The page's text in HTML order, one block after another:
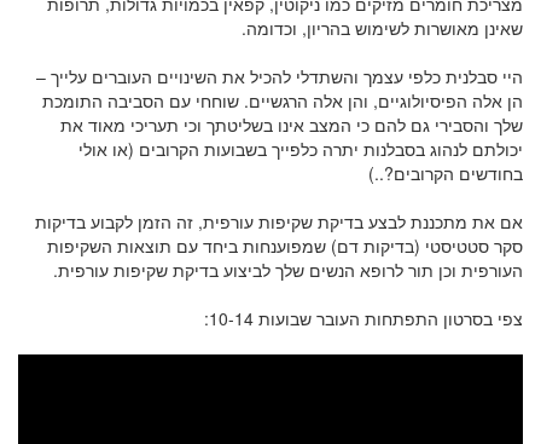
שאינן מאושרות לשימוש בהריון, וכדומה.
היי סבלנית כלפי עצמך והשתדלי להכיל את השינויים העוברים עלייך –
הן אלה הפיסיולוגיים, והן אלה הרגשיים. שוחחי עם הסביבה התומכת
שלך והסבירי גם להם כי המצב אינו בשליטתך וכי תעריכי מאוד את
יכולתם לנהוג בסבלנות יתרה כלפייך בשבועות הקרובים (או אולי
בחודשים הקרובים?..)
אם את מתכננת לבצע בדיקת שקיפות עורפית, זה הזמן לקבוע בדיקות
סקר סטטיסטי (בדיקות דם) שמפוענחות ביחד עם תוצאות השקיפות
העורפית וכן תור לרופא הנשים שלך לביצוע בדיקת שקיפות עורפית.
צפי בסרטון התפתחות העובר שבועות 10-14: